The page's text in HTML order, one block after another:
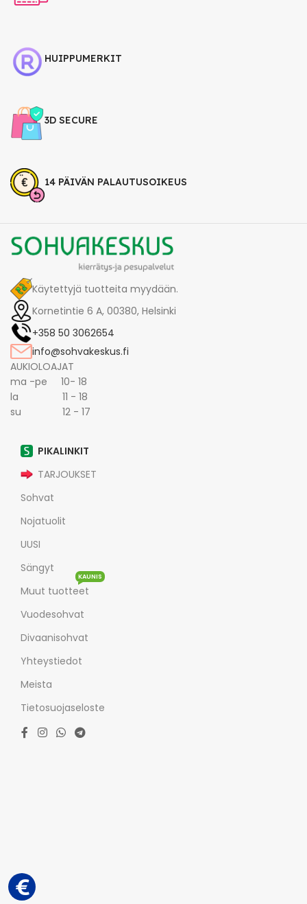
HUIPPUMERKIT
3D SECURE
14 PÄIVÄN PALAUTUSOIKEUS
Käytettyjä tuotteita myydään.
Kornetintie 6 A, 00380, Helsinki
+358 50 3062654
info@sohvakeskus.fi
AUKIOLOAJAT
ma -pe 10- 18
la 11 - 18
su 12 - 17
PIKALINKIT
TARJOUKSET
Sohvat
Nojatuolit
UUSI
Sängyt
Muut tuotteet
KAUNIS
Vuodesohvat
Divaanisohvat
Yhteystiedot
Meista
Tietosuojaseloste